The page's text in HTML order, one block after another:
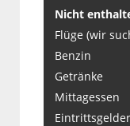
Nicht
Flüge (wir
Benzin
Getränke
Mittagessen
Eintrittsgelder